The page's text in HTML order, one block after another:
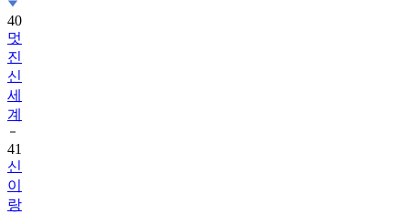
40
멋
진
신
세
계
41
신
이
랑